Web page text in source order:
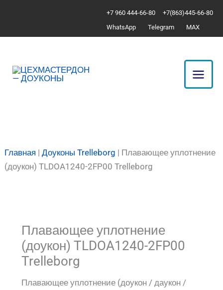
содержимому
+7 960 444-66-80
+7(863)445-66-80
WhatsApp
Telegram MAX
Главная |Доуконы Trelleborg | Плавающее уплотнение
(доукон) TLDOA1240-2FP00 Trelleborg
Плавающее уплотнение
(доукон) TLDOA1240-2FP00
Trelleborg
Плавающее уплотнение (доукон / даукон /
Плавающее
TLDOA1240-